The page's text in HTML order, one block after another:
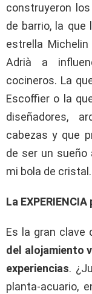
construyeron
de barrio, la que
estrella
Adrià a
cocineros. La
Escoffier o la
diseñadores,
cabezas y que
de ser un sueño
mi bola de cristal.
La
Es la gran clave
del alojamiento
experiencias.
planta-acuario,